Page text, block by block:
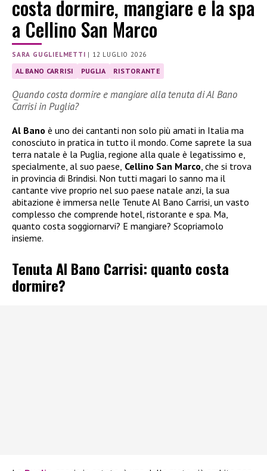
costa dormire, mangiare e la spa
a Cellino San Marco
SARA GUGLIELMETTI | 12 LUGLIO 2026
AL BANO CARRISI PUGLIA RISTORANTE
Quando costa dormire e mangiare alla tenuta di Al Bano
Carrisi in Puglia?
Al Bano è uno dei cantanti non solo più amati in Italia ma
conosciuto in pratica in tutto il mondo. Come saprete la sua
terra natale è la Puglia, regione alla quale è legatissimo e,
specialmente, al suo paese, Cellino San Marco, che si trova
in provincia di Brindisi. Non tutti magari lo sanno ma il
cantante vive proprio nel suo paese natale anzi, la sua
abitazione è immersa nelle Tenute Al Bano Carrisi, un vasto
complesso che comprende hotel, ristorante e spa. Ma,
quanto costa soggiornarvi? E mangiare? Scopriamolo
insieme.
Tenuta Al Bano Carrisi: quanto costa
dormire?